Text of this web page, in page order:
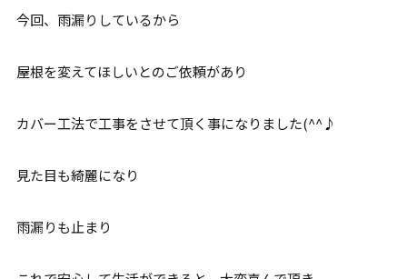
今回、雨漏りしているから
屋根を変えてほしいとのご依頼があり
カバー工法で工事をさせて頂く事になりました(^^♪
見た目も綺麗になり
雨漏りも止まり